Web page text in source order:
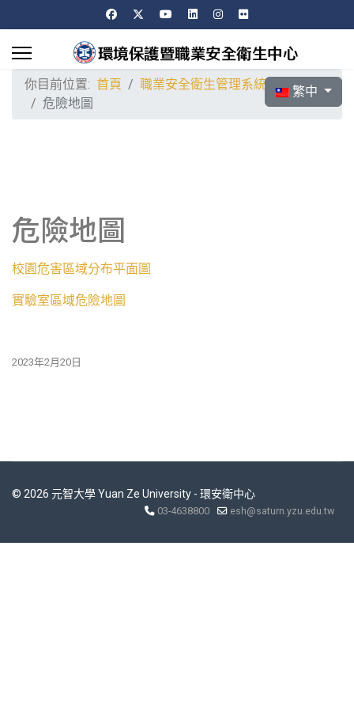
選擇你的語言
繁中
你目前位置: 首頁
職業安全衛生管理系統
危險地圖
危險地圖
校園危害區域分布平面圖
實驗室區域危險地圖
2023年2月20日
© 2026 元智大學 Yuan Ze University - 環安衛中心
03-4638800 esh@saturn.yzu.edu.tw